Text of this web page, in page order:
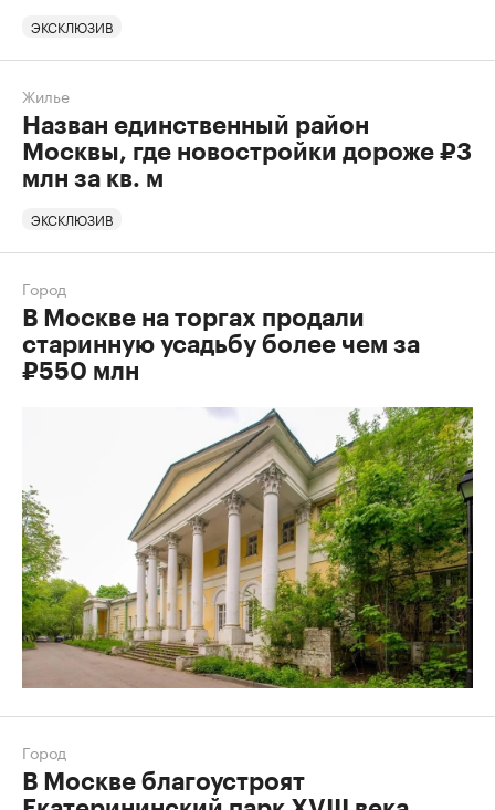
ЭКСКЛЮЗИВ
Жилье
Назван единственный район
Москвы, где новостройки дороже ₽3
млн за кв. м
ЭКСКЛЮЗИВ
Город
В Москве на торгах продали
старинную усадьбу более чем за
₽550 млн
Город
В Москве благоустроят